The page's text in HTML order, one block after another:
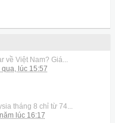
về Việt Nam? Giá...
qua, lúc 15:57
tháng 8 chỉ từ 74...
lúc 16:17